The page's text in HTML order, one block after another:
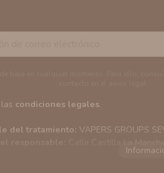
condiciones legales.
del tratamiento: VAPERS GROUPS
Sus datos serán usados para poder